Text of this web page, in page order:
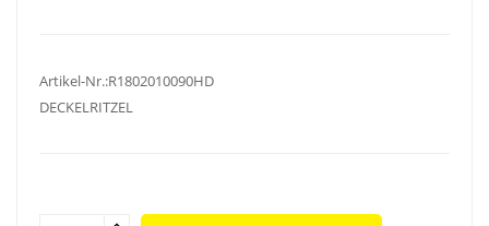
Artikel-Nr.:R1802010090HD
DECKELRITZEL